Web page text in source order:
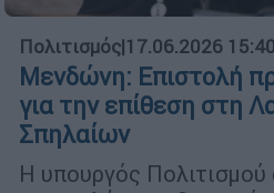
Πολιτισμός|17.06.2026 15:40
Μενδώνη: Επιστολή
για την επίθεση στη
Σπηλαίων
Η υπουργός Πολιτισμού